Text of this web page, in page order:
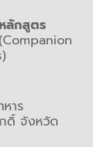
ลักสูตร
าร
ดิ์ จังหวัด